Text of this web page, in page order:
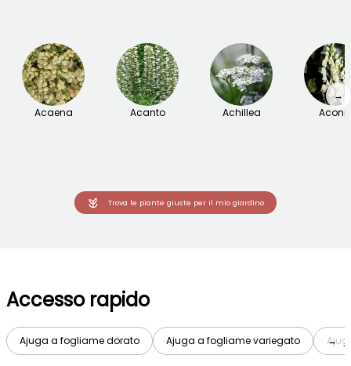
Acaena Acanto Achillea Aconiti
→
Trova le piante giuste per il mio giardino
Accesso rapido
Ajuga a fogliame dorato Ajuga a fogliame variegato →